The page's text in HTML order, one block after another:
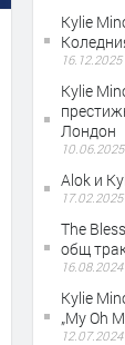
Kylie
16.12.2025
Kylie
Лондон
10.06.2025
Alok и
17.02.2025
The
общ
16.08.2024
Kylie
„My Oh
12.07.2024